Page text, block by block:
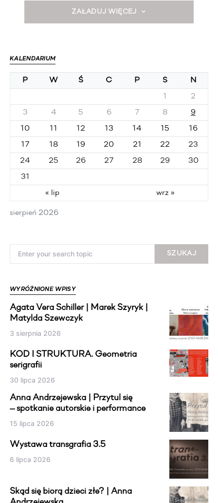
ZAŁADUJ WIĘCEJ
KALENDARIUM
sierpień 2026
P W Ś C P S N
1 2
3 4 5 6 7 8 9
10 11 12 13 14 15 16
17 18 19 20 21 22 23
24 25 26 27 28 29 30
31
« lip wrz »
SZUKAJ
WYRÓŻNIONE WPISY
Agata Vera Schiller | Marek Szyryk |
Matylda Szewczyk
3 sierpnia 2026
KOD I STRUKTURA. Geometria
serigrafii
30 lipca 2026
Anna Andrzejewska | Przytul się
— spotkanie autorskie i performance
15 lipca 2026
Wystawa transgrafia 3.5
6 lipca 2026
Skąd się biorą dzieci złe? | Anna